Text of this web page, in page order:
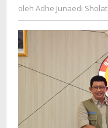
oleh Adhe Junaedi Sholat